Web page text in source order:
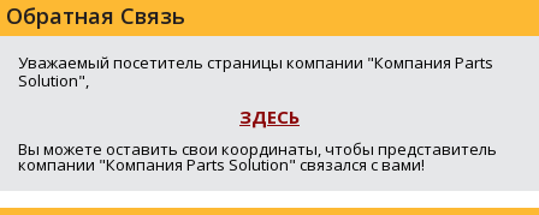
Обратная Связь
Уважаемый посетитель страницы компании "Компания Parts
Solution",
ЗДЕСЬ
Вы можете оставить свои координаты, чтобы представитель
компании "Компания Parts Solution" связался с вами!